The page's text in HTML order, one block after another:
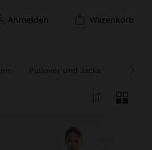
anmelden warenkorb
Pullover Und Jacke